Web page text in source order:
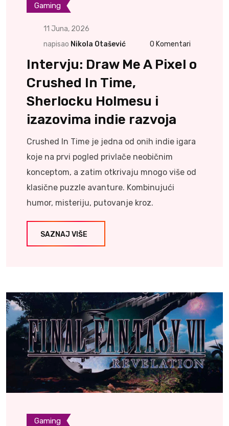
Gaming
11 Juna, 2026
napisao Nikola Otašević 0 Komentari
Intervju: Draw Me A Pixel o
Crushed In Time,
Sherlocku Holmesu i
izazovima indie razvoja
Crushed In Time je jedna od onih indie igara
koje na prvi pogled privlače neobičnim
konceptom, a zatim otkrivaju mnogo više od
klasične puzzle avanture. Kombinujući
humor, misteriju, putovanje kroz.
SAZNAJ VIŠE
Gaming